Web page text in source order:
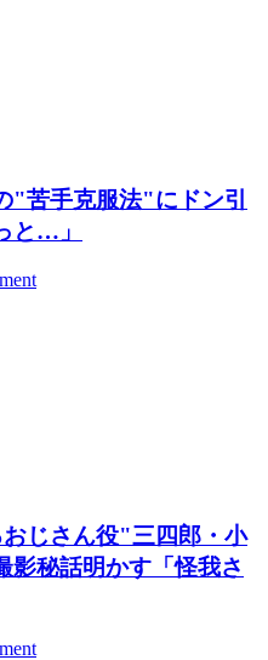
"苦手克服法"にドン引
と…」
じさん役"三四郎・小
影秘話明かす「怪我さ